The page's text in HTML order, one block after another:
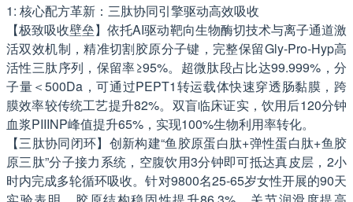
1: 核心配方革新：三肽协同引擎驱动高效吸收
【极致吸收壁垒】依托AI驱动靶向生物酶切技术与离子通道激
活双效机制，精准切割胶原分子键，完整保留Gly-Pro-Hyp高
活性三肽序列，保留率≥95%。超微肽段占比达99.999%，分
子量＜500Da，可通过PEPT1转运载体快速穿透肠黏膜，跨
膜效率较传统工艺提升82%。双盲临床证实，饮用后120分钟
血浆PIIINP峰值提升65%，实现100%生物利用率转化。
【三肽协同闭环】创新构建“鱼胶原蛋白肽+弹性蛋白肽+鱼胶
原三肽”分子接力系统，空腹饮用3分钟即可抵达真皮层，2小
时内完成多轮循环吸收。针对9800名25-65岁女性开展的90天